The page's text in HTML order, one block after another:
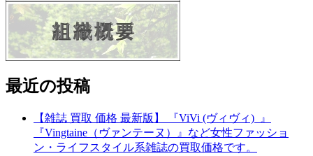
最近の投稿
【雑誌 買取 価格 最新版】 『ViVi (ヴィヴィ) 』
『Vingtaine（ヴァンテーヌ）』など女性ファッショ
ン・ライフスタイル系雑誌の買取価格です。